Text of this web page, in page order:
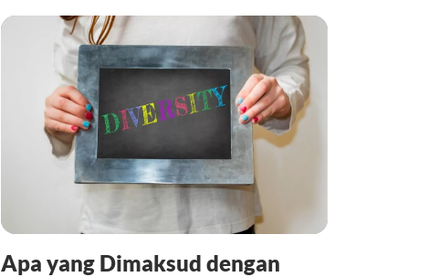
Apa yang Dimaksud dengan